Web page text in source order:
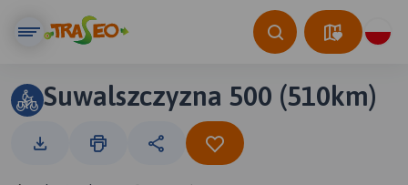
Suwalszczyzna 500 (510km)